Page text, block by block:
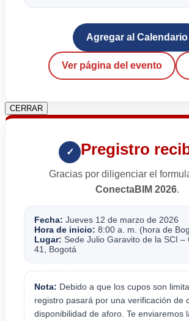
Agregar al Calendario
Ver página del evento
CERRAR
✓ Pregistro
Gracias por diligenciar el
ConectaBIM 2026.
Fecha: Jueves 12 de marzo de 2026
Hora de inicio: 8:00 a. m. (hora de
Lugar: Sede Julio Garavito de la SCI –
41, Bogotá
Nota: Debido a que los cupos son
registro pasará por una verificación de
disponibilidad de aforo. Te enviaremos